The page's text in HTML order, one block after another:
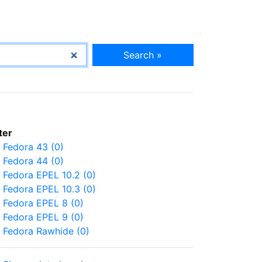
Search »
Fedora 43 (0)
Fedora 44 (0)
Fedora EPEL 10.2 (0)
Fedora EPEL 10.3 (0)
Fedora EPEL 8 (0)
Fedora EPEL 9 (0)
Fedora Rawhide (0)